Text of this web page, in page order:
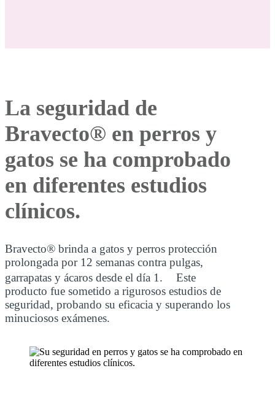
La seguridad de
Bravecto® en perros y
gatos se ha comprobado
en diferentes estudios
clínicos.
Bravecto® brinda a gatos y perros protección
prolongada por 12 semanas contra pulgas,
garrapatas y ácaros desde el día 1. Este
producto fue sometido a rigurosos estudios de
seguridad, probando su eficacia y superando los
minuciosos exámenes.